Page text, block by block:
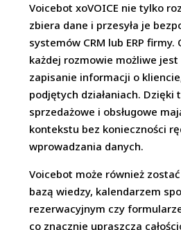
Voicebot xoVOICE nie tylko
zbiera dane i przesyła je
systemów CRM lub ERP
każdej rozmowie możliwe
zapisanie informacji o
podjętych działaniach. Dzięki
sprzedażowe i obsługowe
kontekstu bez konieczności
wprowadzania danych.
Voicebot może również
bazą wiedzy, kalendarzem
rezerwacyjnym czy
co znacznie upraszcza